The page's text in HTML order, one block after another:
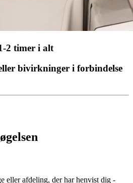
2 timer i alt
bivirkninger i forbindelse
eller afdeling, der har henvist dig -